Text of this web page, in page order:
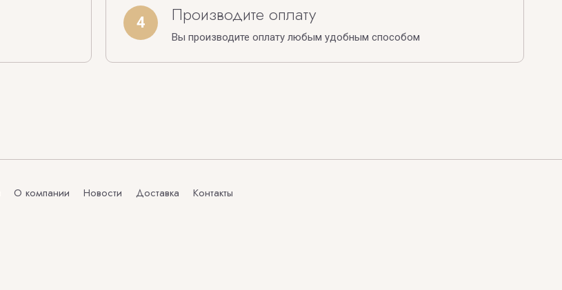
4 Производите оплату
Вы производите оплату любым удобным способом
О компании Новости Доставка Контакты